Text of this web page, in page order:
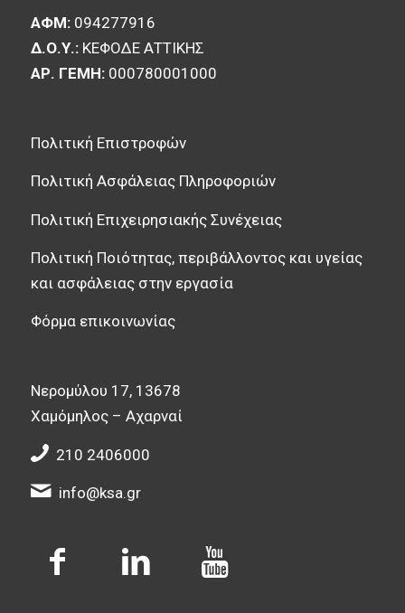
ΑΦΜ:094277916
Δ.Ο.Υ.:ΚΕΦΟΔΕ ΑΤΤΙΚΗΣ
ΑΡ. ΓΕΜΗ:000780001000
Πολιτική Επιστροφών
Πολιτική Ασφάλειας Πληροφοριών
Πολιτική Επιχειρησιακής Συνέχειας
Πολιτική Ποιότητας, περιβάλλοντος και υγείας
και ασφάλειας στην εργασία
Φόρμα επικοινωνίας
Νερομύλου 17, 13678
Χαμόμηλος – Αχαρναί
210 2406000
info@ksa.gr